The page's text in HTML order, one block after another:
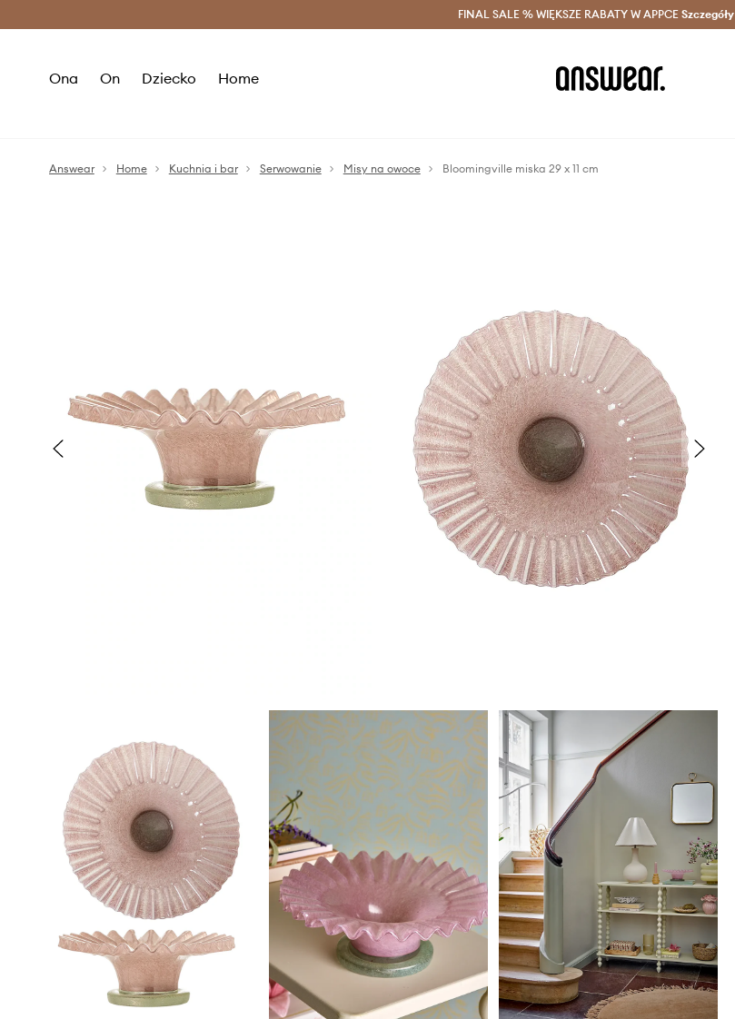
Oszczędzaj z Answear Club > Dostawa nawet w 24h >
FINAL SALE % WIĘKSZE RABATY W APPCE Szczegóły
Ona On Dziecko Home
Answear Home Kuchnia i bar Serwowanie Misy na owoce Bloomingville miska 29 x 11 cm